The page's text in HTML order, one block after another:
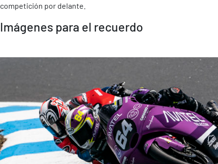
competición por delante.
Imágenes para el recuerdo